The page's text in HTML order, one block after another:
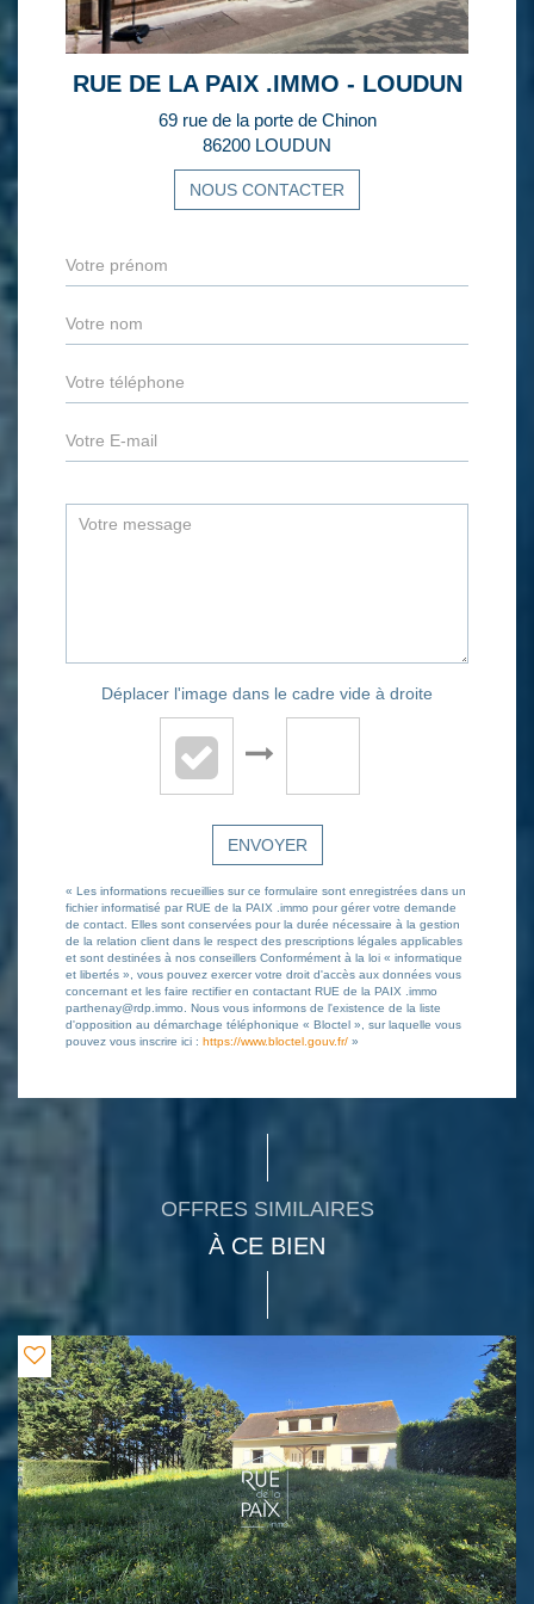
RUE DE LA PAIX .IMMO - LOUDUN
69 rue de la porte de Chinon
86200 LOUDUN
NOUS CONTACTER
Déplacer l'image dans le cadre vide à droite
ENVOYER
« Les informations recueillies sur ce formulaire sont enregistrées dans un
fichier informatisé par RUE de la PAIX .immo pour gérer votre demande
de contact. Elles sont conservées pour la durée nécessaire à la gestion
de la relation client dans le respect des prescriptions légales applicables
et sont destinées à nos conseillers Conformément à la loi « informatique
et libertés », vous pouvez exercer votre droit d'accès aux données vous
concernant et les faire rectifier en contactant RUE de la PAIX .immo
parthenay@rdp.immo. Nous vous informons de l'existence de la liste
d'opposition au démarchage téléphonique « Bloctel », sur laquelle vous
pouvez vous inscrire ici : https://www.bloctel.gouv.fr/ »
OFFRES SIMILAIRES
À CE BIEN